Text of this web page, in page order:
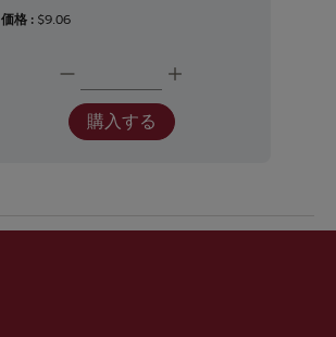
価格 : $9.06
購入する